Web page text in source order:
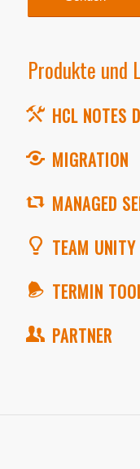
Produkte und
HCL NOTES
MIGRATION
MANAGED
TEAM UNITY
TERMIN
PARTNER